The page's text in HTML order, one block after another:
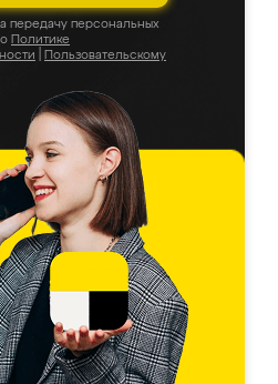
передачу персональных
Политике
Пользовательскому